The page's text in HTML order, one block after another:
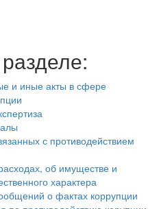
и иные акты в сфере
с противодействием
об имуществе и
характера
о фактах коррупции